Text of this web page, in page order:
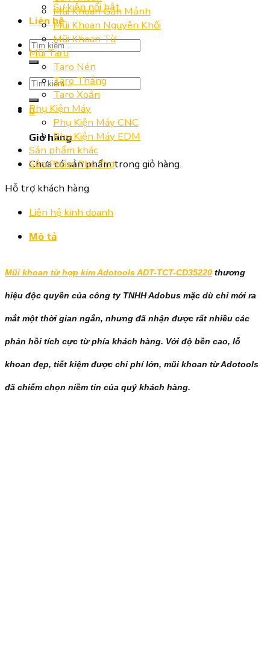
Sự kiện nổi bật
Liên hệ
Tìm
kiếm:
Tìm
kiếm:
0
Giỏ hàng
Chưa có sản phẩm trong giỏ hàng.
Mũi Khoan Gắn Mảnh
Mũi Khoan Nguyên Khối
Mũi Khoan Từ
Mũi Taro
Taro Nén
Taro Thẳng
Taro Xoắn
Phụ Kiện Máy
Phụ Kiện Máy CNC
Phụ Kiện Máy EDM
Sản phẩm khác
Sản Phẩm Phụ Trợ
Hỗ trợ khách hàng
Liên hệ kinh doanh
Mô tả
Mũi khoan từ hợp kim Adotools ADT-TCT-CD35220 thương
hiệu độc quyền của công ty TNHH Adobus mặc dù chỉ mới ra
mắt một thời gian ngắn, nhưng đã nhận được rất nhiều các
phản hồi tích cực từ phía khách hàng. Với độ bền cao, lỗ
khoan đẹp, tiết kiệm được chi phí lớn, mũi khoan từ Adotools
đã chiếm chọn niềm tin của quý khách hàng.